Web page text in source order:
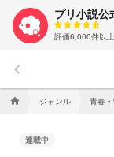
プリ小説公
評価6,000件以上
keyboard_arrow_left
home ジャンル 青春
連載中